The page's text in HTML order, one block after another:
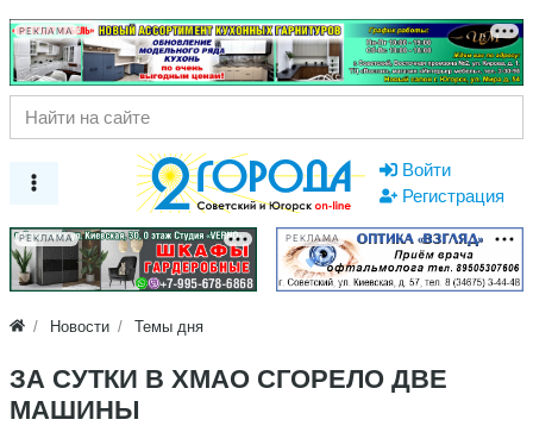
РЕКЛАМА
Войти
Регистрация
РЕКЛАМА РЕКЛАМА
Новости Темы дня
ЗА СУТКИ В ХМАО СГОРЕЛО ДВЕ
МАШИНЫ